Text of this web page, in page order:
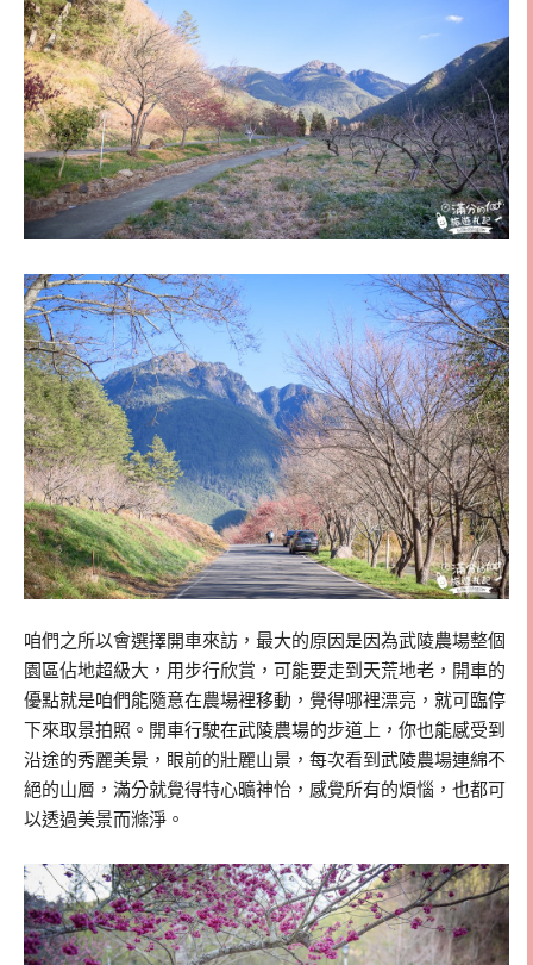
咱們之所以會選擇開車來訪，最大的原因是因為武陵農場整個
園區佔地超級大，用步行欣賞，可能要走到天荒地老，開車的
優點就是咱們能隨意在農場裡移動，覺得哪裡漂亮，就可臨停
下來取景拍照。開車行駛在武陵農場的步道上，你也能感受到
沿途的秀麗美景，眼前的壯麗山景，每次看到武陵農場連綿不
絕的山層，滿分就覺得特心曠神怡，感覺所有的煩惱，也都可
以透過美景而滌淨。